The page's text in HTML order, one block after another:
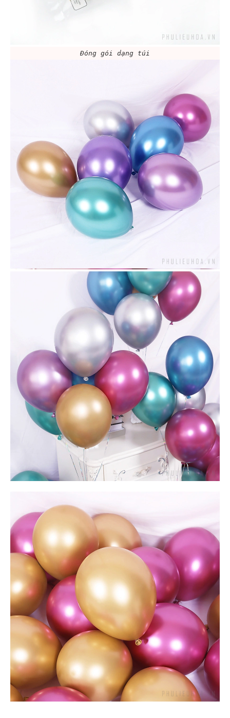
Đóng gói dạng túi